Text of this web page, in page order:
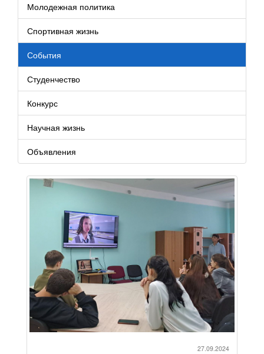
Молодежная политика
Спортивная жизнь
События
Студенчество
Конкурс
Научная жизнь
Объявления
27.09.2024